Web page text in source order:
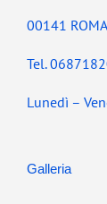
00141 ROMA
Tel.
Lunedì –
Galleria